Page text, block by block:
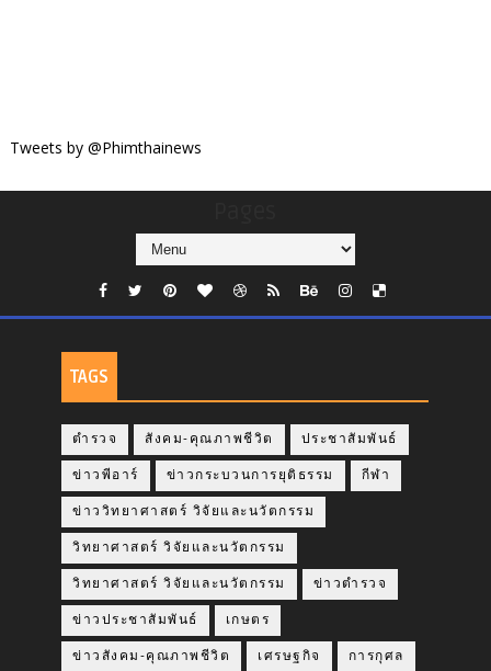
Tweets by @Phimthainews
TAGS
ตำรวจ สังคม-คุณภาพชีวิต ประชาสัมพันธ์
ข่าวพีอาร์ ข่าวกระบวนการยุติธรรม กีฬา
ข่าววิทยาศาสตร์ วิจัยและนวัตกรรม
วิทยาศาสตร์ วิจัยและนวัตกรรม
วิทยาศาสตร์ วิจัยและนวัตกรรม ข่าวตำรวจ
ข่าวประชาสัมพันธ์ เกษตร
ข่าวสังคม-คุณภาพชีวิต เศรษฐกิจ การกุศล